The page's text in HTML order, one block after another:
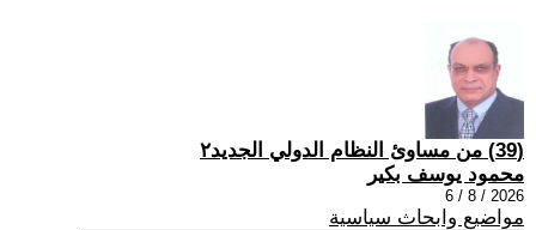
(39) من مساوئ النظام الدولي الجديد٢
محمود يوسف بكير
2026 / 8 / 6
مواضيع وابحاث سياسية